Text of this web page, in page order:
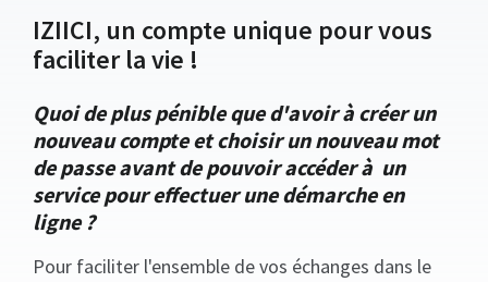
IZIICI, un compte unique pour vous
faciliter la vie !
Quoi de plus pénible que d'avoir à créer un
nouveau compte et choisir un nouveau mot
de passe avant de pouvoir accéder à un
service pour effectuer une démarche en
ligne ?
Pour faciliter l'ensemble de vos échanges dans le